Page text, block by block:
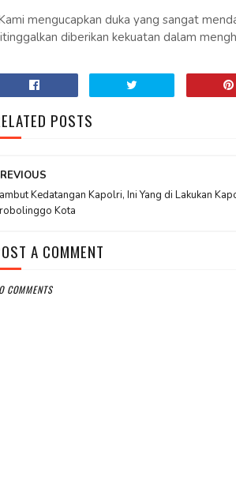
mengucapkan duka yang sangat
diberikan kekuatan dalam
POSTS
Kedatangan Kapolri, Ini Yang di Lakukan
Kota
A COMMENT
COMMENTS